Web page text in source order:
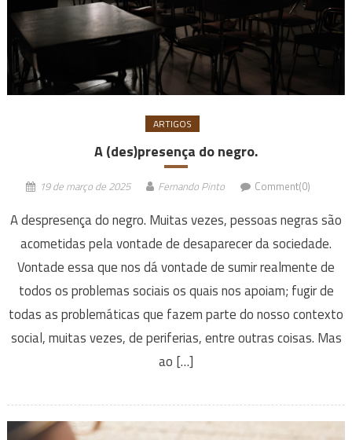
ARTIGOS
A (des)presença do negro.
19 de março de 2025 Fernando Pinto Comment(0)
A despresença do negro. Muitas vezes, pessoas negras são
acometidas pela vontade de desaparecer da sociedade.
Vontade essa que nos dá vontade de sumir realmente de
todos os problemas sociais os quais nos apoiam; fugir de
todas as problemáticas que fazem parte do nosso contexto
social, muitas vezes, de periferias, entre outras coisas. Mas
ao […]